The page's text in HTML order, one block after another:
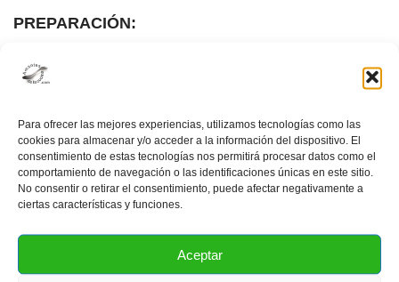
Para ofrecer las mejores experiencias, utilizamos tecnologías como las
cookies para almacenar y/o acceder a la información del dispositivo. El
consentimiento de estas tecnologías nos permitirá procesar datos como el
comportamiento de navegación o las identificaciones únicas en este sitio.
No consentir o retirar el consentimiento, puede afectar negativamente a
ciertas características y funciones.
Aceptar
PREPARACIÓN:
Introduce el recipiente interno de la heladora en el
Lava bien los limones. Antes de exprimirlos, pela la
cáscara de un limón con la ayuda de un pelador,
cuidando de que sea solo la parte amarilla y no la
Introdúcelas en agua hirviendo por 3 minutos. Bota
el agua y agrega nuevamente agua con dos